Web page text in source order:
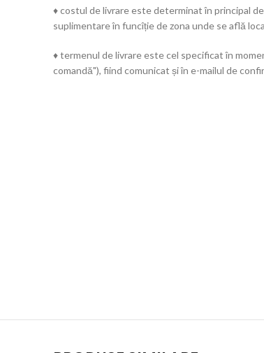
♦ costul de livrare este determinat în principal
suplimentare în funcîție de zona unde se află
♦ termenul de livrare este cel specificat în
comandă"), fiind comunicat și în e-mailul de